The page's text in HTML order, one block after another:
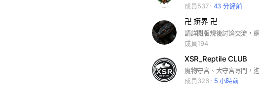
成員537
43 分鐘前
卍 蟒界 卍
成員194
XSR_Reptile CLUB
魔物守宮、大守宮專門，
成員326
5 小時前